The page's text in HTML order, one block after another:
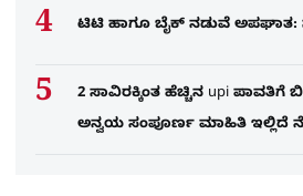
ಟಿಟಿ ಹಾಗೂ ಬೈಕ್ ನಡುವೆ ಅಪಘಾತ:
2 ಸಾವಿರಕ್ಕಿಂತ ಹೆಚ್ಚಿನ upi ಪಾವತಿಗೆ
ಅನ್ವಯ ಸಂಪೂರ್ಣ ಮಾಹಿತಿ ಇಲ್ಲಿದೆ